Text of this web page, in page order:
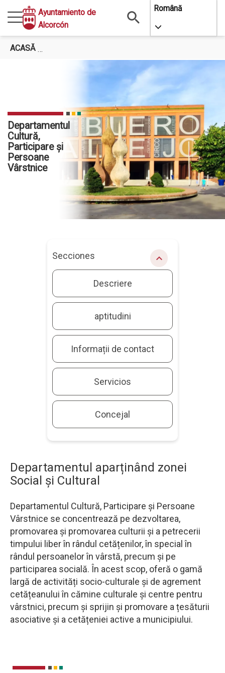
conţinutul
principal
Ayuntamiento de
Alcorcón
Română
Toggle
ACASĂ
Departamentul
Cultură,
Participare și
Persoane
Vârstnice
Secciones chevron_right
Descriere
aptitudini
Informații de contact
Servicios
Concejal
Descriere
Departamentul aparținând zonei
Social și Cultural
Departamentul Cultură, Participare și Persoane
Vârstnice se concentrează pe dezvoltarea,
promovarea și promovarea culturii și a petrecerii
timpului liber în rândul cetățenilor, în special în
rândul persoanelor în vârstă, precum și pe
participarea socială. În acest scop, oferă o gamă
largă de activități socio-culturale și de agrement
cetățeanului în cămine culturale și centre pentru
vârstnici, precum și sprijin și promovare a țesăturii
asociative și a cetățeniei active a municipiului.